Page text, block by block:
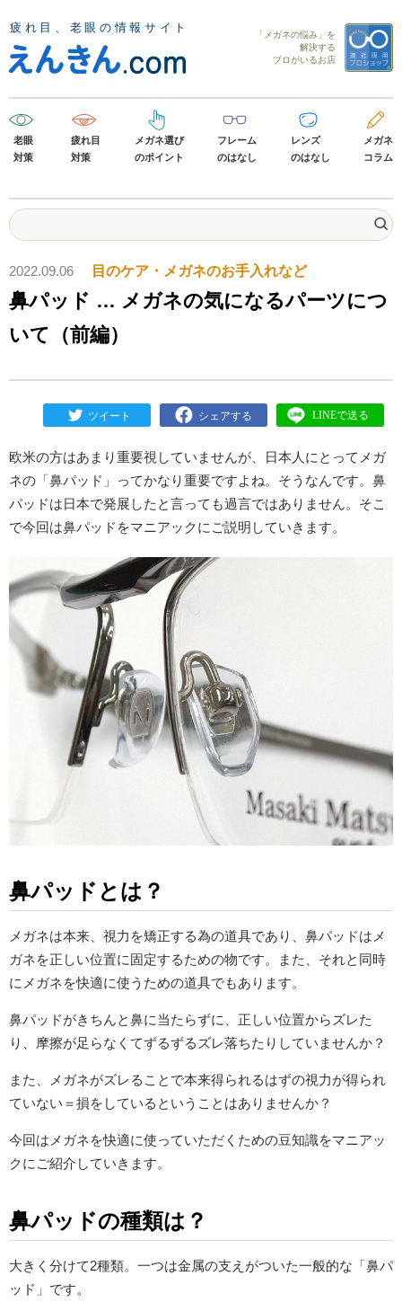
「メガネの悩み」を
解決する
プロがいるお店
老眼
対策
疲れ目
対策
メガネ選び
のポイント
フレーム
のはなし
レンズ
のはなし
メガネ
コラム
2022.09.06 目のケア・メガネのお手入れなど
鼻パッド … メガネの気になるパーツにつ
いて（前編）
欧米の方はあまり重要視していませんが、日本人にとってメガ
ネの「鼻パッド」ってかなり重要ですよね。そうなんです。鼻
パッドは日本で発展したと言っても過言ではありません。そこ
で今回は鼻パッドをマニアックにご説明していきます。
鼻パッドとは？
メガネは本来、視力を矯正する為の道具であり、鼻パッドはメ
ガネを正しい位置に固定するための物です。また、それと同時
にメガネを快適に使うための道具でもあります。
鼻パッドがきちんと鼻に当たらずに、正しい位置からズレた
り、摩擦が足らなくてずるずるズレ落ちたりしていませんか？
また、メガネがズレることで本来得られるはずの視力が得られ
ていない＝損をしているということはありませんか？
今回はメガネを快適に使っていただくための豆知識をマニアッ
クにご紹介していきます。
鼻パッドの種類は？
大きく分けて2種類。一つは金属の支えがついた一般的な「鼻パ
ッド」です。